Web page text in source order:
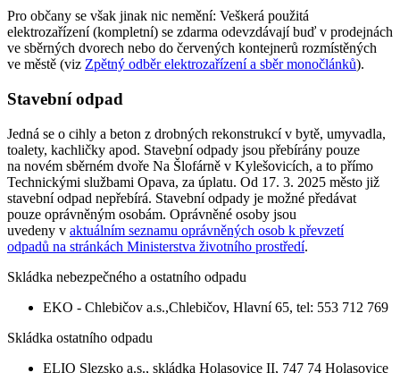
Pro občany se však jinak nic nemění: Veškerá použitá
elektrozařízení (kompletní) se zdarma odevzdávají buď v prodejnách
ve sběrných dvorech nebo do červených kontejnerů rozmístěných
ve městě (viz Zpětný odběr elektrozařízení a sběr monočlánků).
Stavební odpad
Jedná se o cihly a beton z drobných rekonstrukcí v bytě, umyvadla,
toalety, kachličky apod. Stavební odpady jsou přebírány pouze
na novém sběrném dvoře Na Šlofárně v Kylešovicích, a to přímo
Technickými službami Opava, za úplatu. Od 17. 3. 2025 město již
stavební odpad nepřebírá. Stavební odpady je možné předávat
pouze oprávněným osobám. Oprávněné osoby jsou
uvedeny v aktuálním seznamu oprávněných osob k převzetí
odpadů na stránkách Ministerstva životního prostředí.
Skládka nebezpečného a ostatního odpadu
EKO - Chlebičov a.s.,Chlebičov, Hlavní 65, tel: 553 712 769
Skládka ostatního odpadu
ELIO Slezsko a.s., skládka Holasovice II, 747 74 Holasovice